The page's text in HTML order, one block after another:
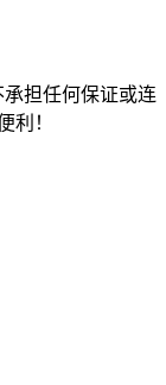
担任何保证或连
利！